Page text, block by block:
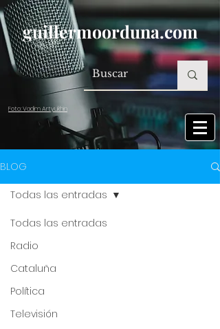
guillermoorduna.com
Foto: Vadim Artyukhin
BLOG
Todas las entradas
Radio
Cataluña
Política
Televisión
Todas las entradas